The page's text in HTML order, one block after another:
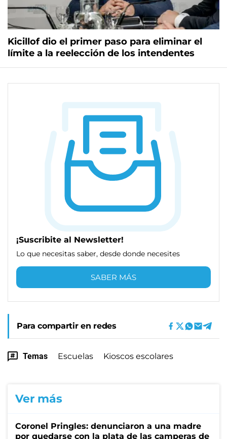
Kicillof dio el primer paso para eliminar el
límite a la reelección de los intendentes
¡Suscribite al Newsletter!
Lo que necesitas saber, desde donde necesites
SABER MÁS
Para compartir en redes
Temas Escuelas Kioscos escolares
Ver más
Coronel Pringles: denunciaron a una madre
por quedarse con la plata de las camperas de